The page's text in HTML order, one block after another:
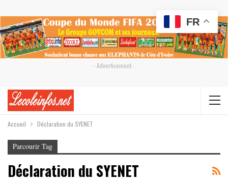
- Advertisement -
Accueil Déclaration du SYENET
Parcourir Tag
Déclaration du SYENET
FR